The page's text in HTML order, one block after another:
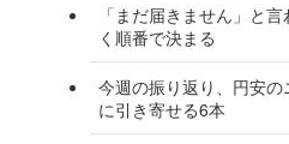
「まだ届きません」と
く順番で決まる
今週の振り返り、円安
に引き寄せる6本